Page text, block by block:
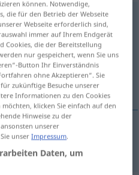
]adj
anklicken/antippen)
können. Notwendige,
die für den Betrieb der Webseite
Webseite erforderlich sind,
immer auf Ihrem Endgerät
Cookies, die der Bereitstellung
nur gespeichert, wenn Sie uns
Button Ihr Einverständnis
ohne Akzeptieren“. Sie
zukünftige Besuche unserer
Informationen zu den Cookies
klicken Sie einfach auf den
Hinweise zu der
unserer
unserImpressum.
Daten, um